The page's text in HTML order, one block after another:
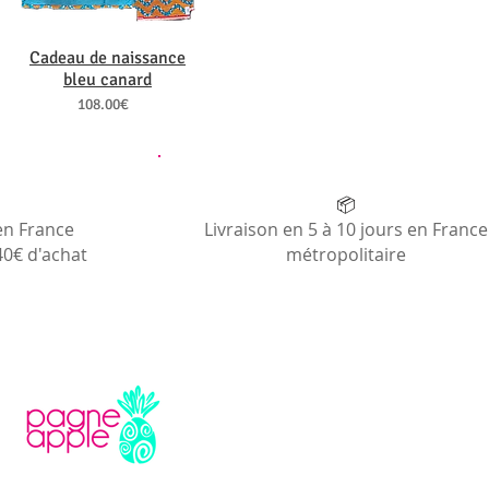
Cadeau de naissance
bleu canard
108.00€
France
d'achat
📦
Livraison en 5 à 10 jours en France
métropolitaire